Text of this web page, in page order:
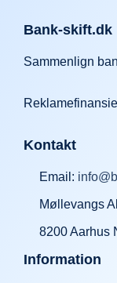
Bank-skift.dk
Sammenlign
Kontakt
Email:
Møllevangs
8200 Aarhus
Information